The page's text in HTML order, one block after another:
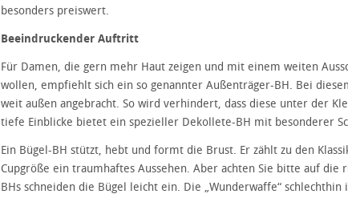
besonders preiswert.
Beeindruckender Auftritt
Für Damen, die gern mehr Haut zeigen und mit einem weiten
wollen, empfiehlt sich ein so genannter Außenträger-BH. Bei
weit außen angebracht. So wird verhindert, dass diese unter der
tiefe Einblicke bietet ein spezieller Dekollete-BH mit besonderer
Ein Bügel-BH stützt, hebt und formt die Brust. Er zählt zu den
Cupgröße ein traumhaftes Aussehen. Aber achten Sie bitte auf die
BHs schneiden die Bügel leicht ein. Die „Wunderwaffe“ schlechthin